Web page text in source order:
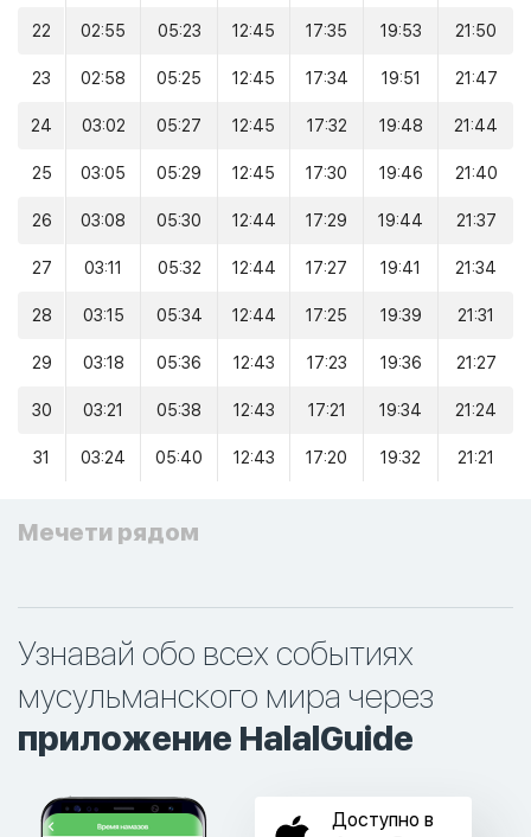
22 02:55 05:23 12:45 17:35 19:53 21:50
23 02:58 05:25 12:45 17:34 19:51 21:47
24 03:02 05:27 12:45 17:32 19:48 21:44
25 03:05 05:29 12:45 17:30 19:46 21:40
26 03:08 05:30 12:44 17:29 19:44 21:37
27 03:11 05:32 12:44 17:27 19:41 21:34
28 03:15 05:34 12:44 17:25 19:39 21:31
29 03:18 05:36 12:43 17:23 19:36 21:27
30 03:21 05:38 12:43 17:21 19:34 21:24
31 03:24 05:40 12:43 17:20 19:32 21:21
Мечети рядом
Узнавай обо всех событиях
мусульманского мира через
приложение HalalGuide
Доступно в